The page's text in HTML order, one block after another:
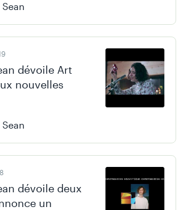
dévoile Art
nouvelles
dévoile deux
un